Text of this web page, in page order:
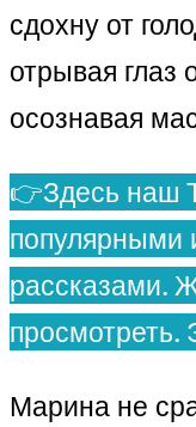
сдохну от
отрывая глаз
осознавая
👉Здесь наш
популярными
рассказами.
Марина не